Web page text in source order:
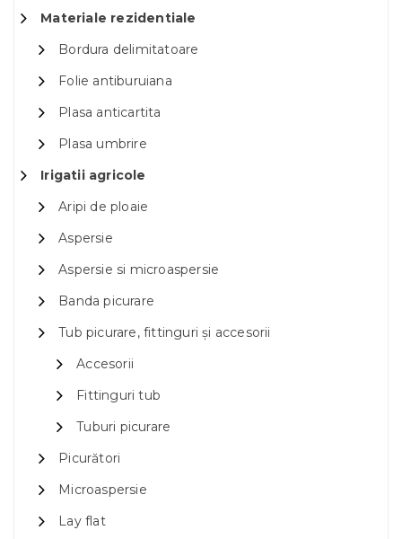
Materiale rezidentiale
Bordura delimitatoare
Folie antiburuiana
Plasa anticartita
Plasa umbrire
Irigatii agricole
Aripi de ploaie
Aspersie
Aspersie si microaspersie
Banda picurare
Tub picurare, fittinguri și accesorii
Accesorii
Fittinguri tub
Tuburi picurare
Picurători
Microaspersie
Lay flat